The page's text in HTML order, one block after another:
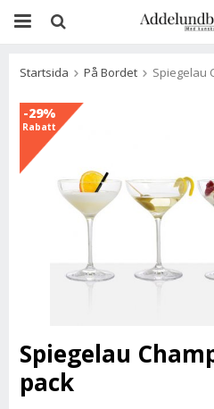
Startsida På Bordet Spiegelau
-29%
Rabatt
Spiegelau
pack